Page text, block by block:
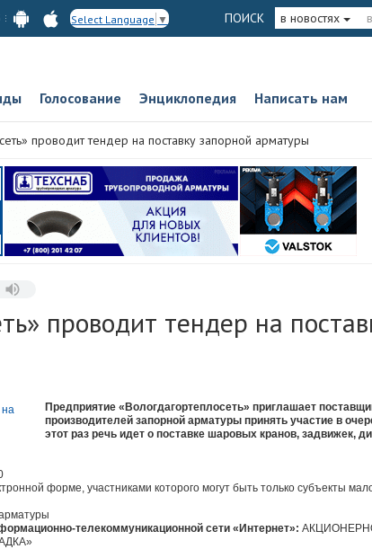
Select Language ▼ ПОИСК в новостях
Голосование Энциклопедия Написать нам
проводит тендер на поставку запорной арматуры
проводит тендер на
Предприятие «Вологдагортеплосеть» приглашает
производителей запорной арматуры принять участие в
этот раз речь идет о поставке шаровых кранов, задвижек,
форме, участниками которого могут быть только субъекты
телекоммуникационной сети «Интернет»: